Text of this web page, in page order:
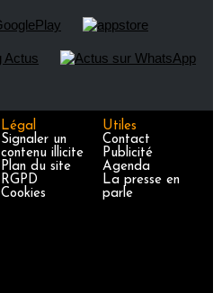
Légal
Signaler un
contenu illicite
Plan du site
RGPD
Cookies
Utiles
Contact
Publicité
Agenda
La presse en
parle